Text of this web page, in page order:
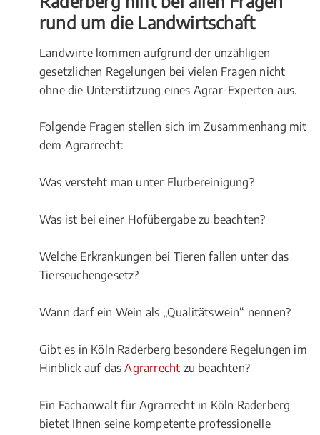
rund um die Landwirtschaft
Landwirte kommen aufgrund der unzähligen
gesetzlichen Regelungen bei vielen Fragen nicht
ohne die Unterstützung eines Agrar-Experten aus.
Folgende Fragen stellen sich im Zusammenhang mit
dem Agrarrecht:
Was versteht man unter Flurbereinigung?
Was ist bei einer Hofübergabe zu beachten?
Welche Erkrankungen bei Tieren fallen unter das
Tierseuchengesetz?
Wann darf ein Wein als „Qualitätswein“ nennen?
Gibt es in Köln Raderberg besondere Regelungen im
Hinblick auf dasAgrarrecht zu beachten?
Ein Fachanwalt für Agrarrecht in Köln Raderberg
bietet Ihnen seine kompetente professionelle